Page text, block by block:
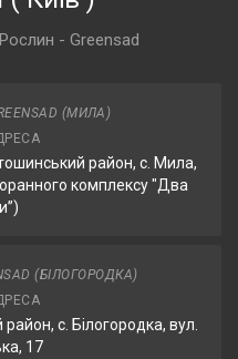
- Greensad
(МИЛА)
район, с. Мила,
комплексу "Два
(БІЛОГОРОДКА)
с. Білогородка, вул.
17